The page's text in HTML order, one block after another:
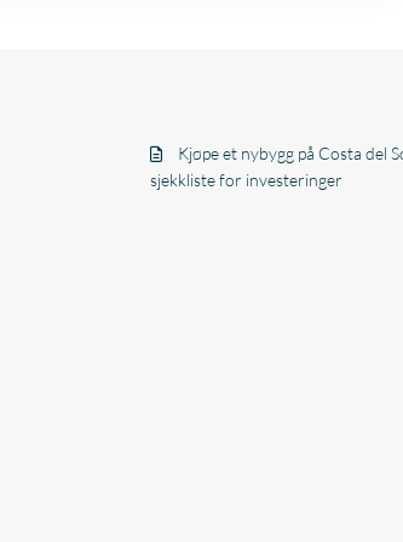
Kjøpe et nybygg på Costa del
sjekkliste for investeringer